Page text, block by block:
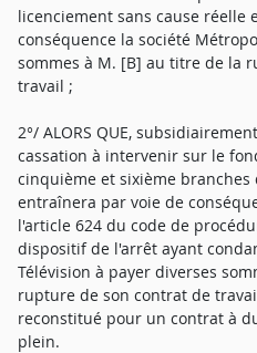
licenciement sans cause réelle
conséquence la société
sommes à M. [B] au titre de la
travail ;
2°/ ALORS QUE,
cassation à intervenir sur le
cinquième et sixième
entraînera par voie de
l'article 624 du code de
dispositif de l'arrêt ayant
Télévision à payer diverses
rupture de son contrat de
reconstitué pour un contrat à
plein.